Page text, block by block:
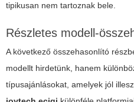
tipikusan nem tartoznak bele.
Részletes modell-
A következő összehasonlító
modellt hirdetünk, hanem
típusajánlásokat, amelyek jól